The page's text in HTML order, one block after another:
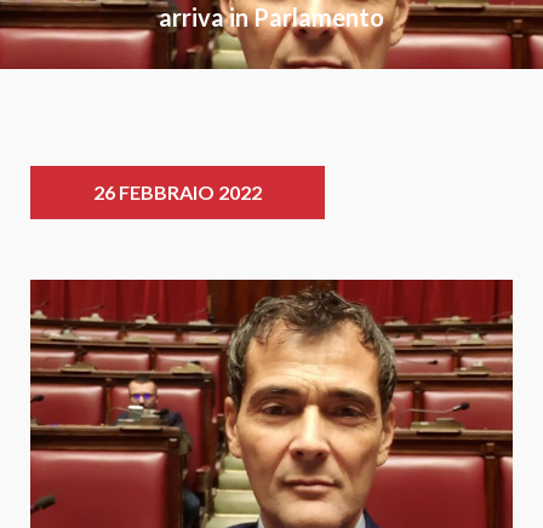
arriva in Parlamento
26 FEBBRAIO 2022